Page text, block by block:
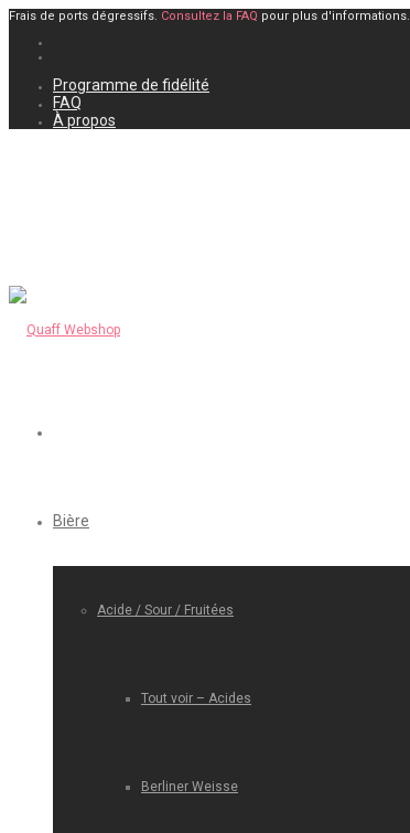
Frais de ports dégressifs. Consultez la FAQ pour plus d'informations.
Programme de fidélité
FAQ
À propos
Bière
Acide / Sour / Fruitées
Tout voir – Acides
Berliner Weisse